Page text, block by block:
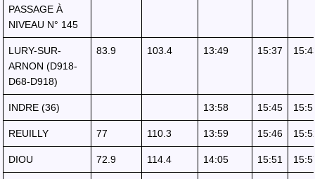
PASSAGE À
NIVEAU N° 145
LURY-SUR-
ARNON (D918-
D68-D918)
83.9 103.4 13:49 15:37
INDRE (36) 13:58 15:45
REUILLY 77 110.3 13:59 15:46
DIOU 72.9 114.4 14:05 15:51